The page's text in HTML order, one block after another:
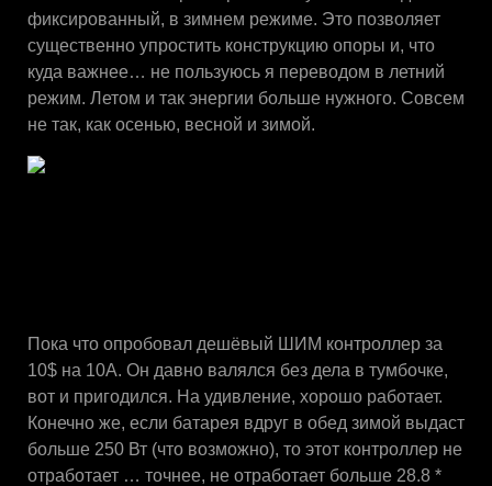
фиксированный, в зимнем режиме. Это позволяет
существенно упростить конструкцию опоры и, что
куда важнее… не пользуюсь я переводом в летний
режим. Летом и так энергии больше нужного. Совсем
не так, как осенью, весной и зимой.
Пока что опробовал дешёвый ШИМ контроллер за
10$ на 10А. Он давно валялся без дела в тумбочке,
вот и пригодился. На удивление, хорошо работает.
Конечно же, если батарея вдруг в обед зимой выдаст
больше 250 Вт (что возможно), то этот контроллер не
отработает … точнее, не отработает больше 28.8 *